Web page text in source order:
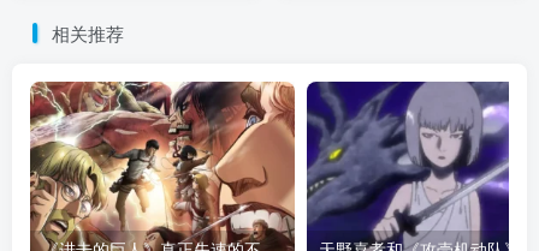
相关推荐